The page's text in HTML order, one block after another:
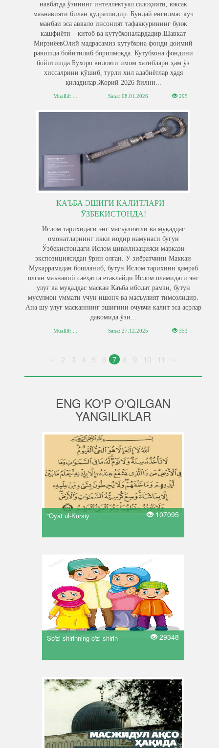
навбатда ўзининг интеллектуал салоҳияти, юксак
маънавияти билан қудратлидир. Бундай енгилмас куч
манбаи эса аввало инсоният тафаккурининг буюк
кашфиёти – китоб ва кутубхоналардадир.Шавкат
МирзиёевОлий мадрасамиз кутубхона фонди доимий
равишда бойитилиб борилмоқда. Кутубхона фондини
бойитишда Бухоро вилояти имом хатиблари ҳам ўз
хиссалрини қўшиб, турли хил адабиётлар ҳадя
қиладилар.Жорий 2026 йилни...
Muallif: . . Sana: 08.01.2026 295
КАЪБА ЭШИГИ КАЛИТЛАРИ –
ЎЗБЕКИСТОНДА!
Ислом тарихидаги энг масъулиятли ва муқаддас
омонатларнинг икки нодир намунаси бугун
Ўзбекистондаги Ислом цивилизацияси маркази
экспозициясидан ўрин олган. У зиёратчини Маккаи
Мукаррамадан бошланиб, бутун Ислом тарихини қамраб
олган маънавий саёҳатга етаклайди.Ислом оламидаги энг
улуғ ва муқаддас маскан Каъба ибодат рамзи, бутун
мусулмон уммати учун ишонч ва масъулият тимсолидир.
Ана шу улуғ масканнинг эшигини очувчи калит эса асрлар
давомида ўзи...
Muallif: . . Sana: 27.12.2025 353
2 3 4 5 6 7 8 9 10 11
ENG KO'P O'QILGAN
YANGILIKLAR
“Oyat ul-Kursiy 107095
So'zi shirinning o'zi shirin 29348